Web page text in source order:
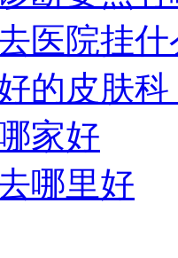
医院挂
的皮肤
家好
哪里好